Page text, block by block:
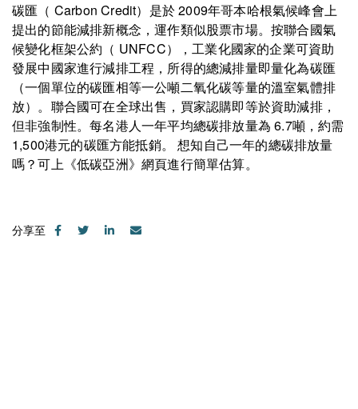
碳匯（ Carbon Credit）是於 2009年哥本哈根氣候峰會上
提出的節能減排新概念，運作類似股票市場。按聯合國氣
候變化框架公約（ UNFCC），工業化國家的企業可資助
發展中國家進行減排工程，所得的總減排量即量化為碳匯
（一個單位的碳匯相等一公噸二氧化碳等量的溫室氣體排
放）。聯合國可在全球出售，買家認購即等於資助減排，
但非強制性。每名港人一年平均總碳排放量為 6.7噸，約需
1,500港元的碳匯方能抵銷。 想知自己一年的總碳排放量
嗎？可上《低碳亞洲》網頁進行簡單估算。
分享至